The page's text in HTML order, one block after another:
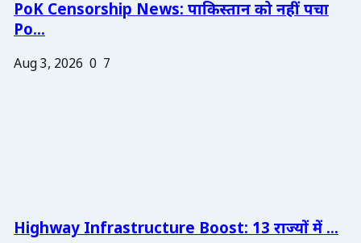
PoK Censorship News: पाकिस्तान को नहीं पचा
Po...
Aug 3, 2026 0 7
Highway Infrastructure Boost: 13 राज्यों में ...